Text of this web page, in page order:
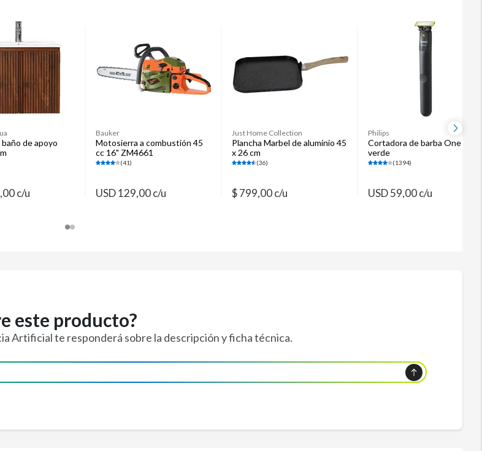
de apoyo
c/u
Bauker
Motosierra a combustión 45
cc 16" ZM4661
(41)
USD 129,00 c/u
Just Home Collection
Plancha Marbel de aluminio 45
x 26 cm
(36)
$ 799,00 c/u
Philips
Cortadora de barba One
verde
(1394)
USD 59,00 c/u
este producto?
Artificial te responderá sobre la descripción y ficha técnica.